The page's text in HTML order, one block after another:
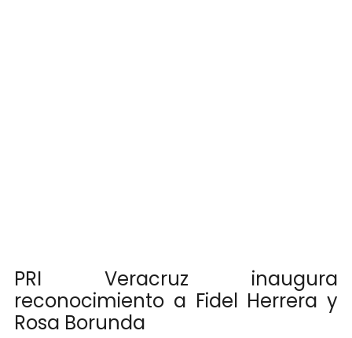
PRI Veracruz inaugura
reconocimiento a Fidel Herrera y
Rosa Borunda